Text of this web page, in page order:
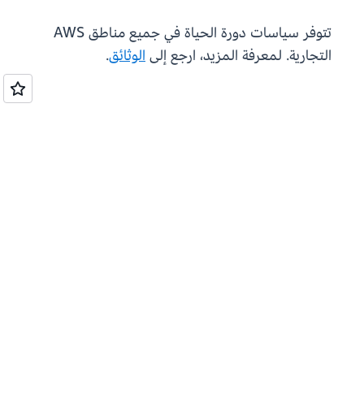
تتوفر سياسات دورة الحياة في جميع مناطق AWS
التجارية. لمعرفة المزيد، ارجع إلىالوثائق.